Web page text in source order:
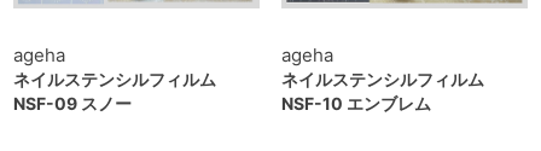
ageha
ネイルステンシルフィルム
NSF-09 スノー
ageha
ネイルステンシルフィルム
NSF-10 エンブレム